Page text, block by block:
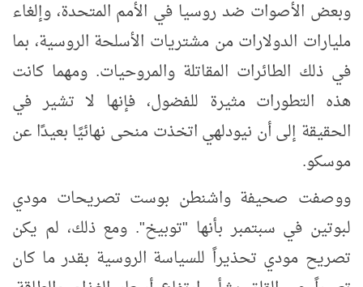
وبعض الأصوات ضد روسيا في الأمم المتحدة، وإلغاء
مليارات الدولارات من مشتريات الأسلحة الروسية، بما
في ذلك الطائرات المقاتلة والمروحيات. ومهما كانت
هذه التطورات مثيرة للفضول، فإنها لا تشير في
الحقيقة إلى أن نيودلهي اتخذت منحى نهائيًا بعيدًا عن
موسكو.
ووصفت صحيفة واشنطن بوست تصريحات مودي
لبوتين في سبتمبر بأنها "توبيخ". ومع ذلك، لم يكن
تصريح مودي تحذيراً للسياسة الروسية بقدر ما كان